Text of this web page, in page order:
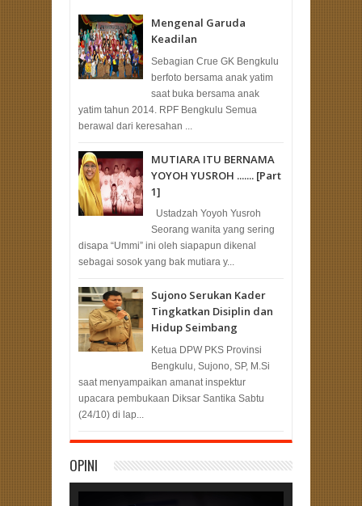
Mengenal Garuda
Keadilan
Sebagian Crue GK Bengkulu
berfoto bersama anak yatim
saat buka bersama anak
yatim tahun 2014. RPF Bengkulu Semua
berawal dari keresahan ...
MUTIARA ITU BERNAMA
YOYOH YUSROH ....... [Part
1]
Ustadzah Yoyoh Yusroh
Seorang wanita yang sering
disapa “Ummi” ini oleh siapapun dikenal
sebagai sosok yang bak mutiara y...
Sujono Serukan Kader
Tingkatkan Disiplin dan
Hidup Seimbang
Ketua DPW PKS Provinsi
Bengkulu, Sujono, SP, M.Si
saat menyampaikan amanat inspektur
upacara pembukaan Diksar Santika Sabtu
(24/10) di lap...
OPINI